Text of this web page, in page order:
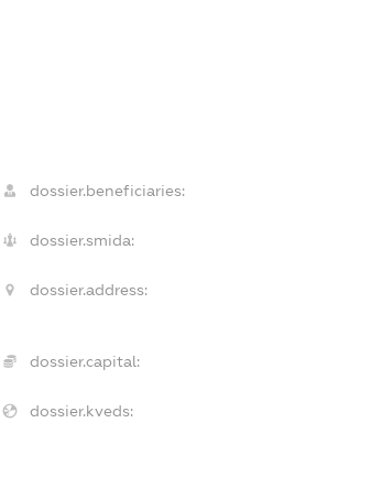
dossier.beneficiaries:
dossier.smida:
dossier.address:
dossier.capital:
dossier.kveds: